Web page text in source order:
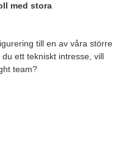
med stora
till en av våra större
ett tekniskt intresse, vill
team?